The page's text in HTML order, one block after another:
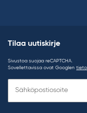
Tilaa uutiskirje
Sivustoa suojaa reCAPTCHA.
Sovellettavissa ovat Googlen
uutiskirje: